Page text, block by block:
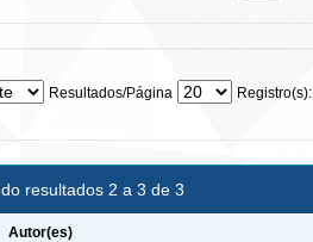
Resultados/Página Registro(s):
resultados 2 a 3 de 3
Autor(es)